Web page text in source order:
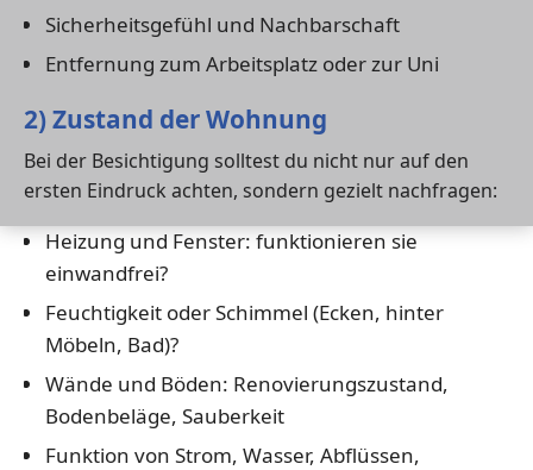
Sicherheitsgefühl und Nachbarschaft
Entfernung zum Arbeitsplatz oder zur Uni
2) Zustand der Wohnung
Bei der Besichtigung solltest du nicht nur auf den
ersten Eindruck achten, sondern gezielt nachfragen:
Heizung und Fenster: funktionieren sie
einwandfrei?
Feuchtigkeit oder Schimmel (Ecken, hinter
Möbeln, Bad)?
Wände und Böden: Renovierungszustand,
Bodenbeläge, Sauberkeit
Funktion von Strom, Wasser, Abflüssen,